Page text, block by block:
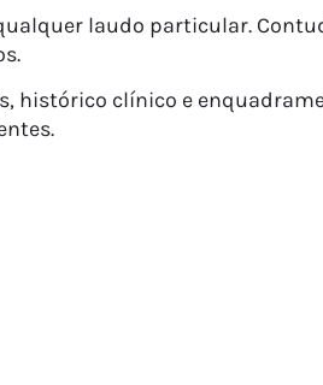
laudo particular.
clínico e